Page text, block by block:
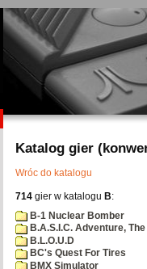
Katalog gier
Wróc do katalogu
714 gier w katalogu B:
B-1 Nuclear Bomber
B.A.S.I.C. Adventure, The
B.L.O.U.D
BC's Quest For Tires
BMX Simulator